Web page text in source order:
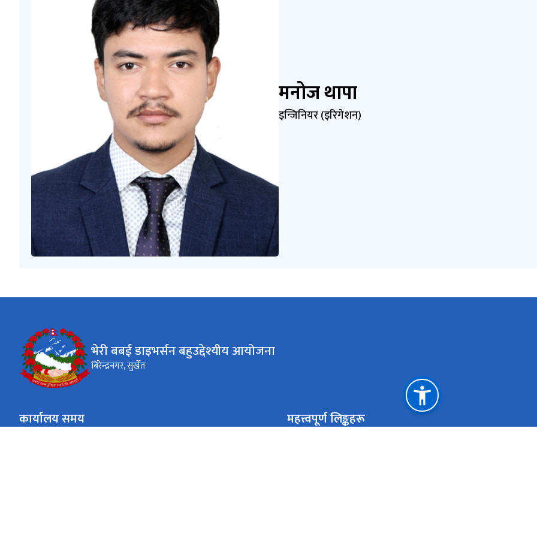
मनोज थापा
इन्जिनियर (इरिगेशन)
भेरी बबई डाइभर्सन बहुउद्देश्यीय आयोजना
बिरेन्द्रनगर, सुर्खेत
कार्यालय समय महत्त्वपूर्ण लिङ्कहरू